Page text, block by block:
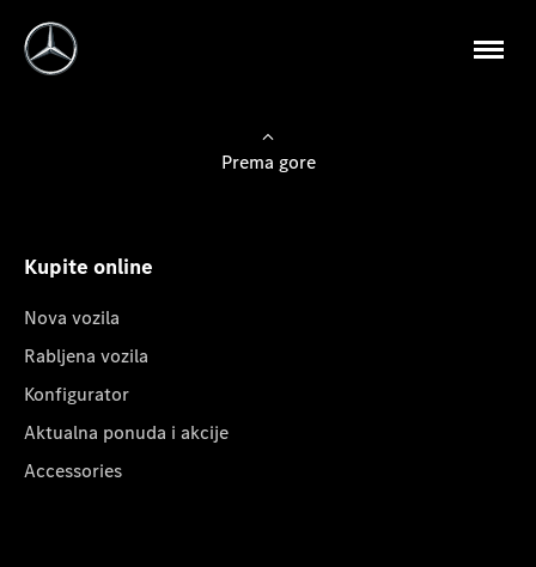
Prema gore
Kupite online
Nova vozila
Rabljena vozila
Konfigurator
Aktualna ponuda i akcije
Accessories